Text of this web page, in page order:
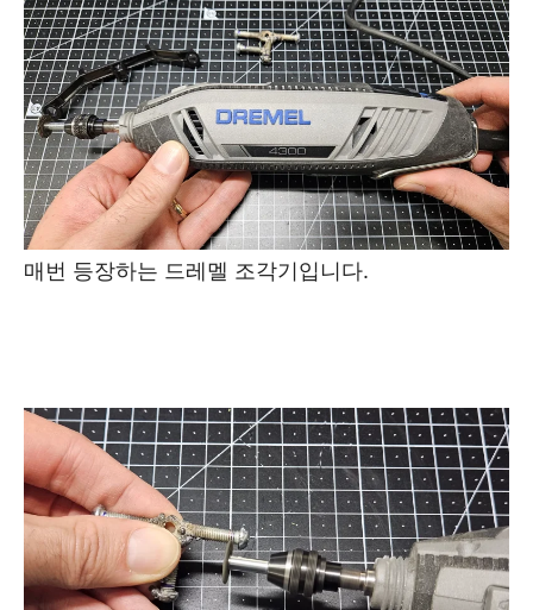
매번 등장하는 드레멜 조각기입니다.